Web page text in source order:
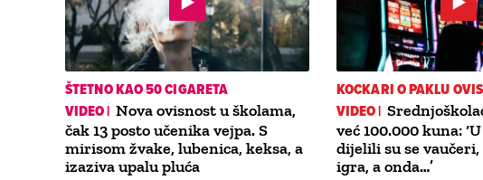
ŠTETNO KAO 50 CIGARETA
VIDEO | Nova ovisnost u školama,
čak 13 posto učenika vejpa. S
mirisom žvake, lubenica, keksa, a
izaziva upalu pluća
KOCKARI O PAKLU
VIDEO |
već 100.000 kuna:
dijelili su se vaučeri,
igra, a onda…’